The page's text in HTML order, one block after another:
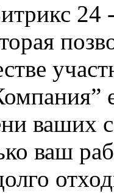
24
ваших
ваш